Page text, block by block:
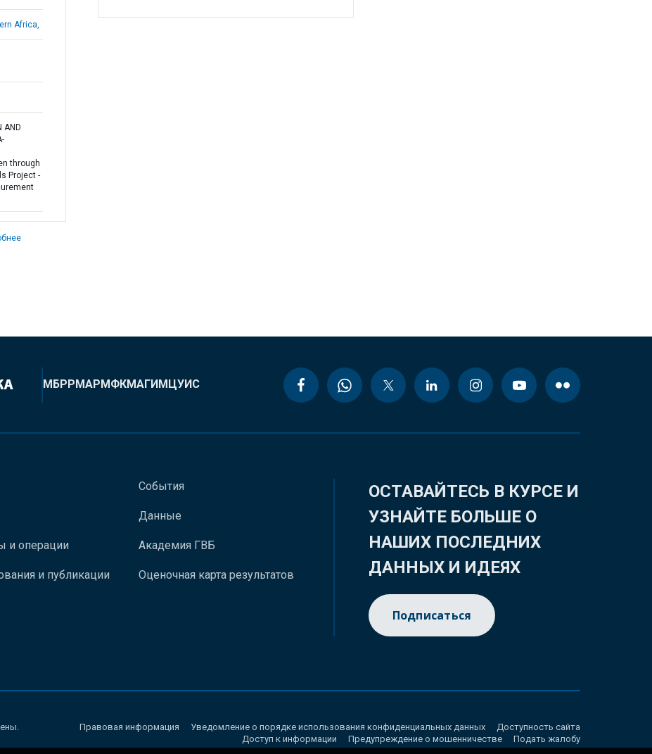
Africa,
AND
through
Project -
МБРРМАРМФКМАГИМЦУИС
и операции
и публикации
События
Данные
Академия ГВБ
Оценочная карта результатов
ОСТАВАЙТЕСЬ В КУРСЕ И
УЗНАЙТЕ БОЛЬШЕ О
НАШИХ ПОСЛЕДНИХ
ДАННЫХ И ИДЕЯХ
Подписаться
Правовая информация Уведомление о порядке использования конфиденциальных данных
Доступность сайта
Доступ к информации
Предупреждение о мошенничестве Подать жалобу